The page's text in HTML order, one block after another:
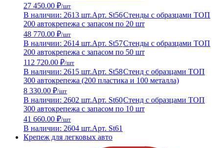
27 450.00 ₽/шт
В наличии: 2613 шт.Арт. St56Стенды с образцами ТОП
200 автокрепежа с запасом по 20 шт
48 770.00 ₽/шт
В наличии: 2614 шт.Арт. St57Стенды с образцами ТОП
200 автокрепежа с запасом по 50 шт
112 720.00 ₽/шт
В наличии: 2615 шт.Арт. St58Стенд с образцами ТОП
300 автокрепежа (200 пластика и 100 металла)
8 330.00 ₽/шт
В наличии: 2602 шт.Арт. St60Стенд с образцами ТОП
300 автокрепежа с запасом по 10 шт
41 660.00 ₽/шт
В наличии: 2604 шт.Арт. St61
Крепеж для легковых авто